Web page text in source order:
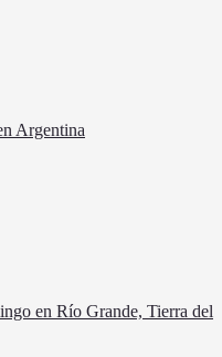
Argentina
en Río Grande, Tierra del